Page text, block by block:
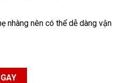
nhàng nên có thể dễ dàng vận
số lượng